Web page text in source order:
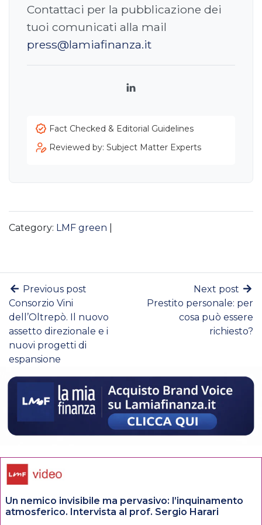
Contattaci per la pubblicazione dei
tuoi comunicati alla mail
press@lamiafinanza.it
LinkedIn
Fact Checked & Editorial Guidelines
Reviewed by: Subject Matter Experts
Category: LMF green
Previous post
Consorzio Vini
dell’Oltrepò. Il nuovo
assetto direzionale e i
nuovi progetti di
espansione
Next post
Prestito personale: per
cosa può essere
richiesto?
Un nemico invisibile ma pervasivo: l’inquinamento
atmosferico. Intervista al prof. Sergio Harari